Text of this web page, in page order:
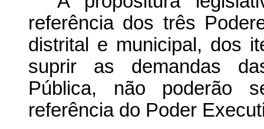
referência dos três
distrital e municipal, dos
suprir as demandas
Pública, não poderão
referência do Poder